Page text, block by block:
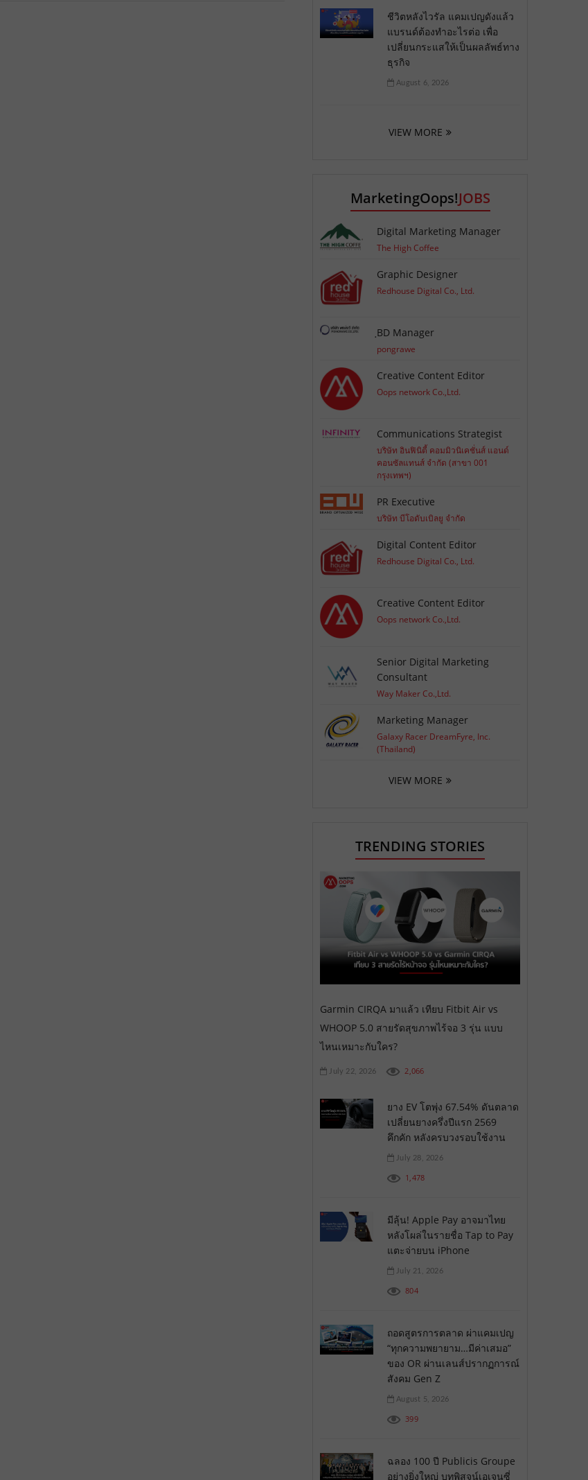
ชีวิตหลังไวรัล แคมเปญดังแล้ว
แบรนด์ต้องทำอะไรต่อ เพื่อ
เปลี่ยนกระแสให้เป็นผลลัพธ์ทาง
ธุรกิจ
August 6, 2026
VIEW MORE
MarketingOops!JOBS
Digital Marketing Manager
The High Coffee
Graphic Designer
Redhouse Digital Co., Ltd.
ฺBD Manager
pongrawe
Creative Content Editor
Oops network Co.,Ltd.
Communications Strategist
บริษัท อินฟินิตี้ คอมมิวนิเคชั่นส์ แอนด์
คอนซัลแทนส์ จำกัด (สาขา 001
กรุงเทพฯ)
PR Executive
บริษัท บีโอดับเบิลยู จำกัด
Digital Content Editor
Redhouse Digital Co., Ltd.
Creative Content Editor
Oops network Co.,Ltd.
Senior Digital Marketing
Consultant
Way Maker Co.,Ltd.
Marketing Manager
Galaxy Racer DreamFyre, Inc.
(Thailand)
VIEW MORE
TRENDING STORIES
Garmin CIRQA มาแล้ว เทียบ Fitbit Air vs
WHOOP 5.0 สายรัดสุขภาพไร้จอ 3 รุ่น แบบ
ไหนเหมาะกับใคร?
July 22, 2026 2,066
ยาง EV โตพุ่ง 67.54% ดันตลาด
เปลี่ยนยางครึ่งปีแรก 2569
คึกคัก หลังครบวงรอบใช้งาน
July 28, 2026
1,478
มีลุ้น! Apple Pay อาจมาไทย
หลังโผล่ในรายชื่อ Tap to Pay
แตะจ่ายบน iPhone
July 21, 2026
804
ถอดสูตรการตลาด ผ่าแคมเปญ
“ทุกความพยายาม…มีค่าเสมอ”
ของ OR ผ่านเลนส์ปรากฏการณ์
สังคม Gen Z
August 5, 2026
399
ฉลอง 100 ปี Publicis Groupe
อย่างยิ่งใหญ่ บทพิสูจน์เอเจนซี่